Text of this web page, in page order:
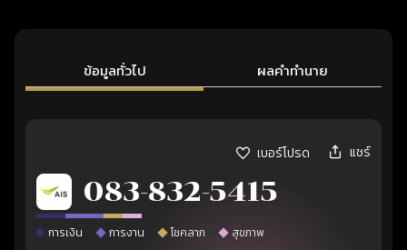
ข้อมูลทั่วไป ผลคำทำนาย
เบอร์โปรด แชร์
083-832-5415
การเงิน การงาน โชคลาภ สุขภาพ